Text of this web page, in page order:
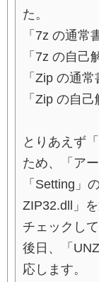
た。
「7z の通常
「7z の自己
「Zip の通
「Zip の自
とりあえず
ため、「ア
「Setting」
ZIP32.dll」
チェックして
後日、「
応します。